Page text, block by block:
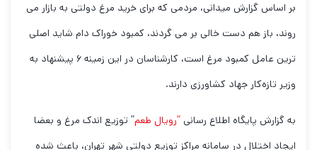
بر اساس گزارش میدانی، مردمی که برای خرید مرغ دولتی به بازار می
روند، باز هم دست خالی بر می گردند، کمبود خوراک دام شاید اصلی
ترین عامل کمبود مرغ است، کارشناسان در این زمینه ۶ پیشنهاد به
وزیر تازه‌کار جهاد کشاورزی دارند.
به گزارش پایگاه اطلاع رسانی “رویال طعم” توزیع اندک مرغ و بعضا
ایجاد اختلال در سامانه مراکز توزیع دولتی شهر تهران، باعث شده